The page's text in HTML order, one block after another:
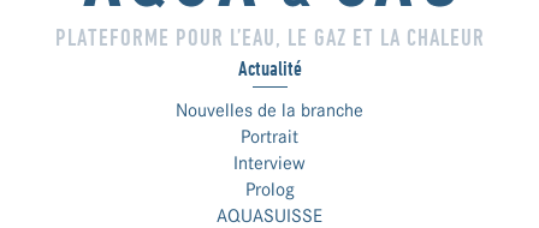
PLATEFORME POUR L’EAU, LE GAZ ET LA CHALEUR
Actualité
Nouvelles de la branche
Portrait
Interview
Prolog
AQUASUISSE